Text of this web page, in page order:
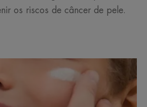
os riscos de câncer de pele.